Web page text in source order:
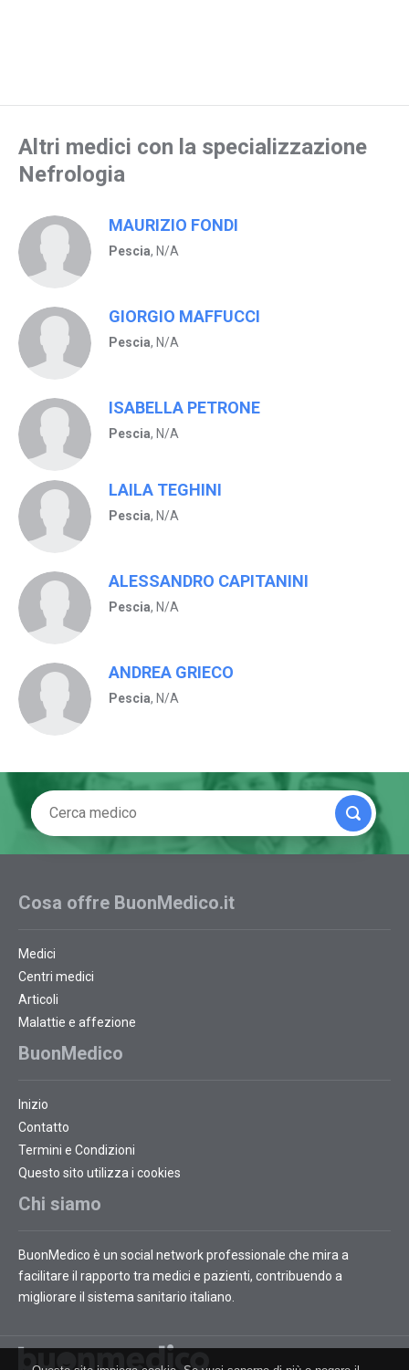
Altri medici con la specializzazione
Nefrologia
MAURIZIO FONDI
Pescia, N/A
GIORGIO MAFFUCCI
Pescia, N/A
ISABELLA PETRONE
Pescia, N/A
LAILA TEGHINI
Pescia, N/A
ALESSANDRO CAPITANINI
Pescia, N/A
ANDREA GRIECO
Pescia, N/A
Cosa offre BuonMedico.it
Medici
Centri medici
Articoli
Malattie e affezione
BuonMedico
Inizio
Contatto
Termini e Condizioni
Questo sito utilizza i cookies
Chi siamo
BuonMedico è un social network professionale che mira a
facilitare il rapporto tra medici e pazienti, contribuendo a
migliorare il sistema sanitario italiano.